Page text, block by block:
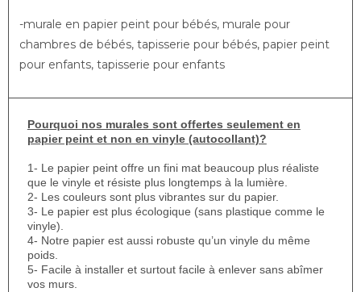
-murale en papier peint pour bébés, murale pour
chambres de bébés, tapisserie pour bébés, papier peint
pour enfants, tapisserie pour enfants
Pourquoi nos murales sont offertes seulement en
papier peint et non en vinyle (autocollant)?
1- Le papier peint offre un fini mat beaucoup plus réaliste
que le vinyle et résiste plus longtemps à la lumière.
2- Les couleurs sont plus vibrantes sur du papier.
3- Le papier est plus écologique (sans plastique comme le
vinyle).
4- Notre papier est aussi robuste qu’un vinyle du même
poids.
5- Facile à installer et surtout facile à enlever sans abîmer
vos murs.